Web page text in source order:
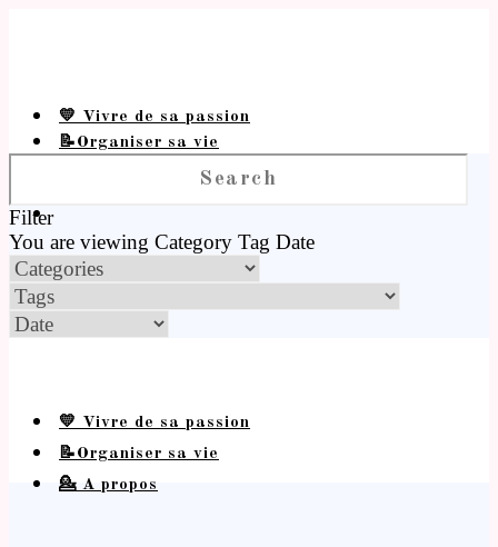
💛 Vivre de sa passion
📝Organiser sa vie
Filter
You are viewing Category Tag Date
💛 Vivre de sa passion
📝Organiser sa vie
💁 A propos